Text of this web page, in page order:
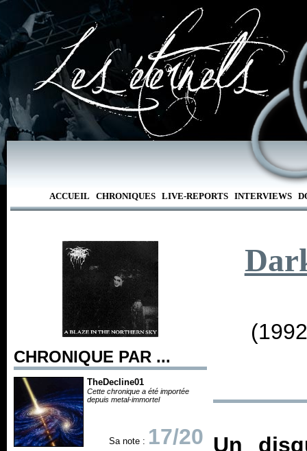
ACCUEIL CHRONIQUES LIVE-REPORTS INTERVIEWS
CHRONIQUE PAR ...
TheDecline01
Cette chronique a été importée
depuis metal-immortel
Sa note : 17/20 Un